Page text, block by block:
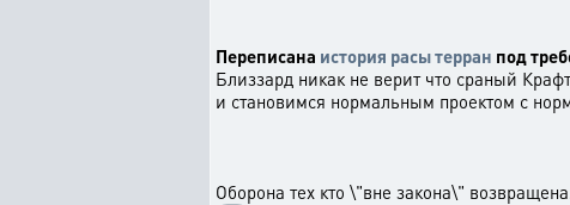
Переписана история расы терран под
Близзард никак не верит что сраный
и становимся нормальным проектом с
Оборона тех кто \"вне закона\"